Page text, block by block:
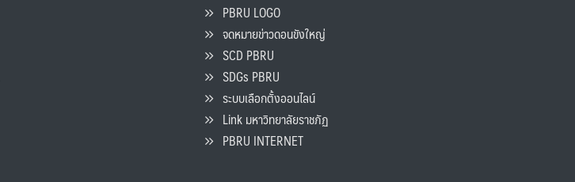
PBRU LOGO
จดหมายข่าวดอนขังใหญ่
SCD PBRU
SDGs PBRU
ระบบเลือกตั้งออนไลน์
Link มหาวิทยาลัยราชภัฏ
PBRU INTERNET